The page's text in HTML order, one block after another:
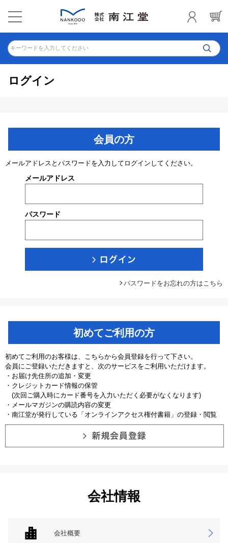
キーワードを入力してください
ログイン
会員の方
メールアドレスとパスワードを入力してログインしてください。
メールアドレス
パスワード
パスワードをお忘れの方はこちら
初めてご利用の方
初めてご利用のお客様は、こちらから会員登録を行って下さい。
会員にご登録いただきますと、次のサービスをご利用いただけます。
・お届け先住所の追加・変更
・クレジットカード情報の保管
(次回ご購入時にカード番号を入力いただく必要がなくなります)
・メールマガジンの購読内容の変更
・南江堂が発行している「オンラインアクセス権付書籍」の登録・閲覧
会社情報
会社概要